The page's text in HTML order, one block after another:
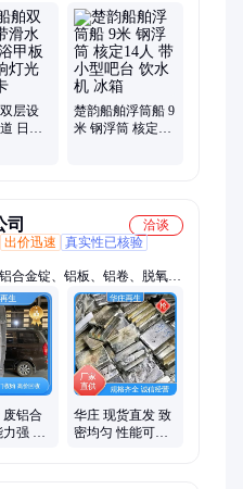
观光船、路亚艇、浮动码头
层设
日光
楚韵船舶浮筒船 9
米 钢浮筒 核定14
司
洽谈
出价迅速
真实性已核验
合金锭、铝板、铝卷、脱氧
废铜、光亮铜
废铝合
强 快
华庄 现货直发 致
密均匀 性能可控